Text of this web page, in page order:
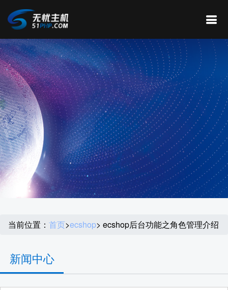
当前位置： 首页>ecshop> ecshop后台功能之角色管理介绍
新闻中心